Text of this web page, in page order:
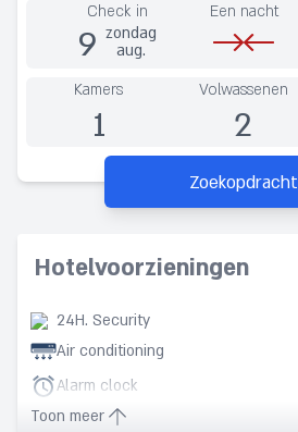
Check in
9 zondag
aug.
Een nacht
Kamers
1
Volwassenen
2
Zoekopdracht
Hotelvoorzieningen
24H. Security
Air conditioning
Alarm clock
ATM
Toon meer